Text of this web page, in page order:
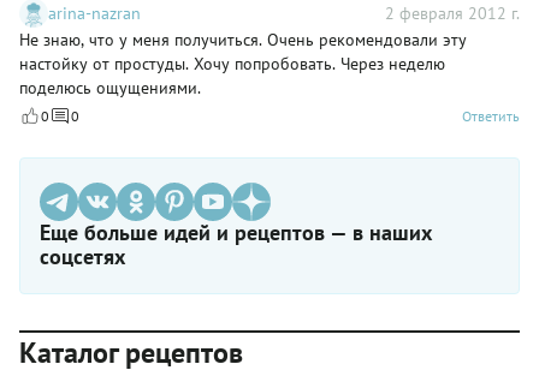
arina-nazran
2 февраля 2012 г.
Не знаю, что у меня получиться. Очень рекомендовали эту
настойку от простуды. Хочу попробовать. Через неделю
поделюсь ощущениями.
0 0 Ответить
Еще больше идей и рецептов — в наших
соцсетях
Каталог рецептов